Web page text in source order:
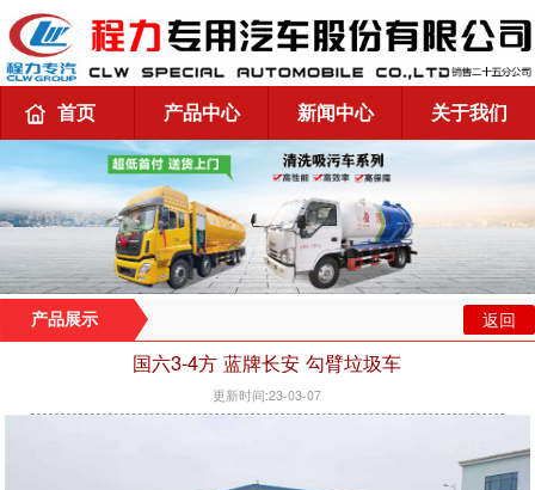
首页 产品中心 新闻中心 关于我们
产品展示 返回
国六3-4方 蓝牌长安 勾臂垃圾车
更新时间:23-03-07